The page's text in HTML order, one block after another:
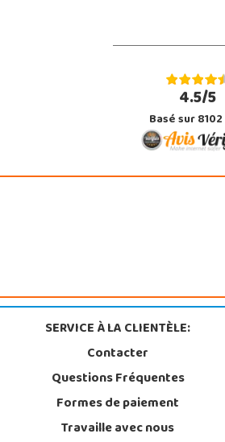
4.5/5
Basé sur
SERVICE À LA CLIENTÈLE:
Contacter
Questions Fréquentes
Formes de paiement
Travaille avec nous